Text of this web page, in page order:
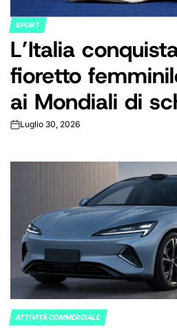
POSTED
IN
SPORT
L’Italia
fioretto
ai Mondiali di
onLuglio 30, 2026
POSTED
ATTIVITÀ COMMERCIALE